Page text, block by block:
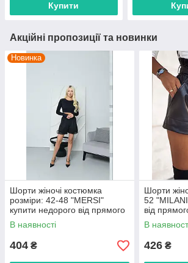
Купити
Акційні пропозиції та новинки
Новинка
Шорти жіночі костюмка
розміри: 42-48 "MERSI"
купити недорого від прямого
постачальника
В наявності
404 ₴
Шорти
52
від
В
426 ₴